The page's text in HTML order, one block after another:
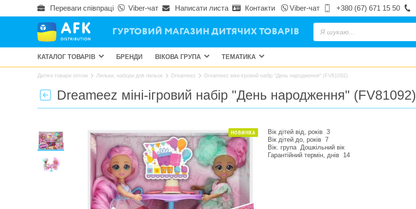
Переваги співпраці Viber-чат Написати листа Контакти Viber-чат +380 (67) 671 15 50
ГУРТОВИЙ МАГАЗИН ДИТЯЧИХ ТОВАРІВ
КАТАЛОГ ТОВАРІВ БРЕНДИ ВІКОВА ГРУПА ТЕМАТИКА
Дитячі товари оптом Ляльки, набори для ляльок Dreameez Dreameez міні-ігровий набір "День народження" (FV81092)
Dreameez міні-ігровий набір "День народження" (FV81092)
НОВИНКА Вік дітей від, років 3
Вік дітей до, років 7
Вік. група Дошкільний вік
Гарантійний термін, днів 14